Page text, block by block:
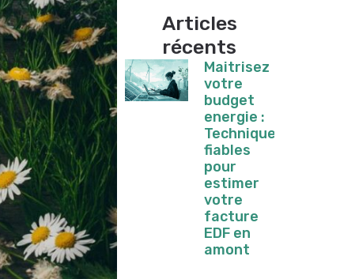
Articles
récents
Maitrisez
votre
budget
energie :
Techniques
fiables
pour
estimer
votre
facture
EDF en
amont